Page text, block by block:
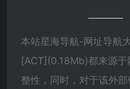
本站星海导航-网址导航
[ACT](0.18Mb)都来源于
整性，同时，对于该外